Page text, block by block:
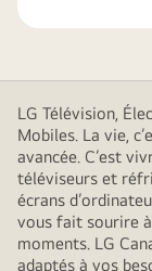
LG Télévision,
Mobiles. La vie,
avancée. C’est
téléviseurs et
écrans
vous fait sourire
moments. LG
adaptés à vos